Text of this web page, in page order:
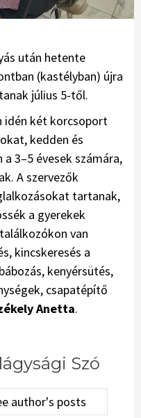
után hetente
(kastélyban) újra
július 5-től.
idén két kor­csoport
kedden és
3–5 évesek számára,
A szervezők
tartanak,
a gyerekek
van
kincskeresés a
kenyérsütés,
csapatépítő
Anetta.
Szó
author's posts